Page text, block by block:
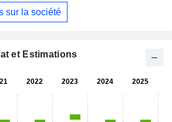
Red Lake et Campbell, au cœur du
Lake. La propriété Smith Lake se
la ceinture de roches vertes de
de l’Ontario.
sur la société
et Estimations